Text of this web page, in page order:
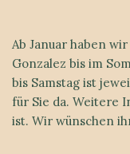
Ab Januar haben
Gonzalez bis im
bis Samstag ist
für Sie da. Weitere
ist. Wir wünschen